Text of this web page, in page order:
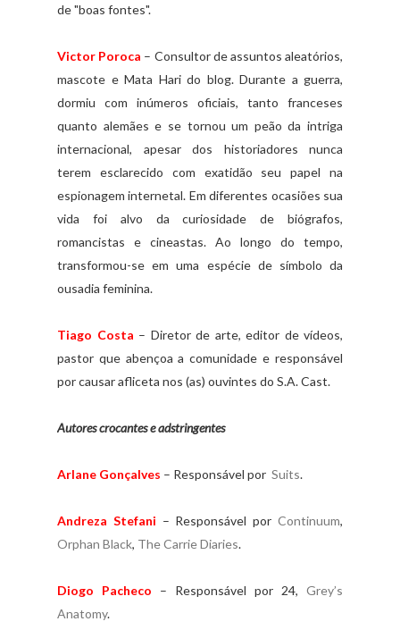
de "boas fontes".
Victor Poroca – Consultor de assuntos aleatórios,
mascote e Mata Hari do blog. Durante a guerra,
dormiu com inúmeros oficiais, tanto franceses
quanto alemães e se tornou um peão da intriga
internacional, apesar dos historiadores nunca
terem esclarecido com exatidão seu papel na
espionagem internetal. Em diferentes ocasiões sua
vida foi alvo da curiosidade de biógrafos,
romancistas e cineastas. Ao longo do tempo,
transformou-se em uma espécie de símbolo da
ousadia feminina.
Tiago Costa – Diretor de arte, editor de vídeos,
pastor que abençoa a comunidade e responsável
por causar afliceta nos (as) ouvintes do S.A. Cast.
Autores crocantes e adstringentes
Arlane Gonçalves – Responsável por Suits.
Andreza Stefani – Responsável porContinuum,
Orphan Black, The Carrie Diaries.
Diogo Pacheco – Responsável por 24, Grey’s
Anatomy.